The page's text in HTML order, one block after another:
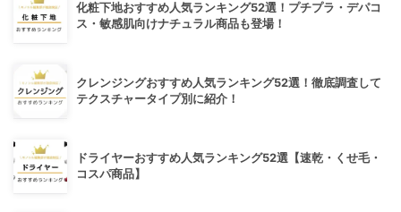
化粧下地おすすめ人気ランキング52選！プチプラ・デパコ
ス・敏感肌向けナチュラル商品も登場！
クレンジングおすすめ人気ランキング52選！徹底調査して
テクスチャータイプ別に紹介！
ドライヤーおすすめ人気ランキング52選【速乾・くせ毛・
コスパ商品】